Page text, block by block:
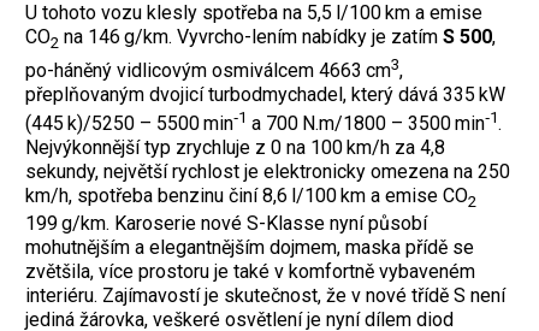
U tohoto vozu klesly spotřeba na 5,5 l/100 km a emise
CO2 na 146 g/km. Vyvrcho-lením nabídky je zatím S 500,
po-háněný vidlicovým osmiválcem 4663 cm3,
přeplňovaným dvojicí turbodmychadel, který dává 335 kW
(445 k)/5250 – 5500 min‑1 a 700 N.m/1800 – 3500 min‑1.
Nejvýkonnější typ zrychluje z 0 na 100 km/h za 4,8
sekundy, největší rychlost je elektronicky omezena na 250
km/h, spotřeba benzinu činí 8,6 l/100 km a emise CO2
199 g/km. Karoserie nové S-Klasse nyní působí
mohutnějším a elegantnějším dojmem, maska přídě se
zvětšila, více prostoru je také v komfortně vybaveném
interiéru. Zajímavostí je skutečnost, že v nové třídě S není
jediná žárovka, veškeré osvětlení je nyní dílem diod